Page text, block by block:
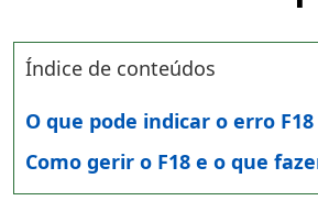
Índice de conteúdos
O que pode indicar o erro
Como gerir o F18 e o que